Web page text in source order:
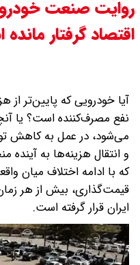
روایت صنعت
اقتصاد گرفتار
آیا خودرویی که پایین‌تر از
نفع مصرف‌کننده است؟ یا
می‌شود، در عمل به کاهش
و انتقال هزینه‌ها به
که با ادامه اختلاف میان
قیمت‌گذاری، بیش از هر
ایران قرار گرفته است.